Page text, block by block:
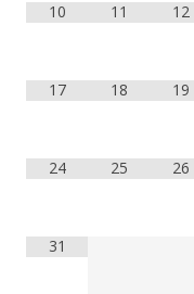
10 11 12
17 18 19
24 25 26
31